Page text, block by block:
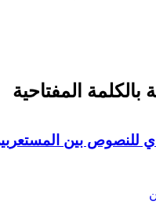
بالكلمة المفتاحية
للنصوص بين